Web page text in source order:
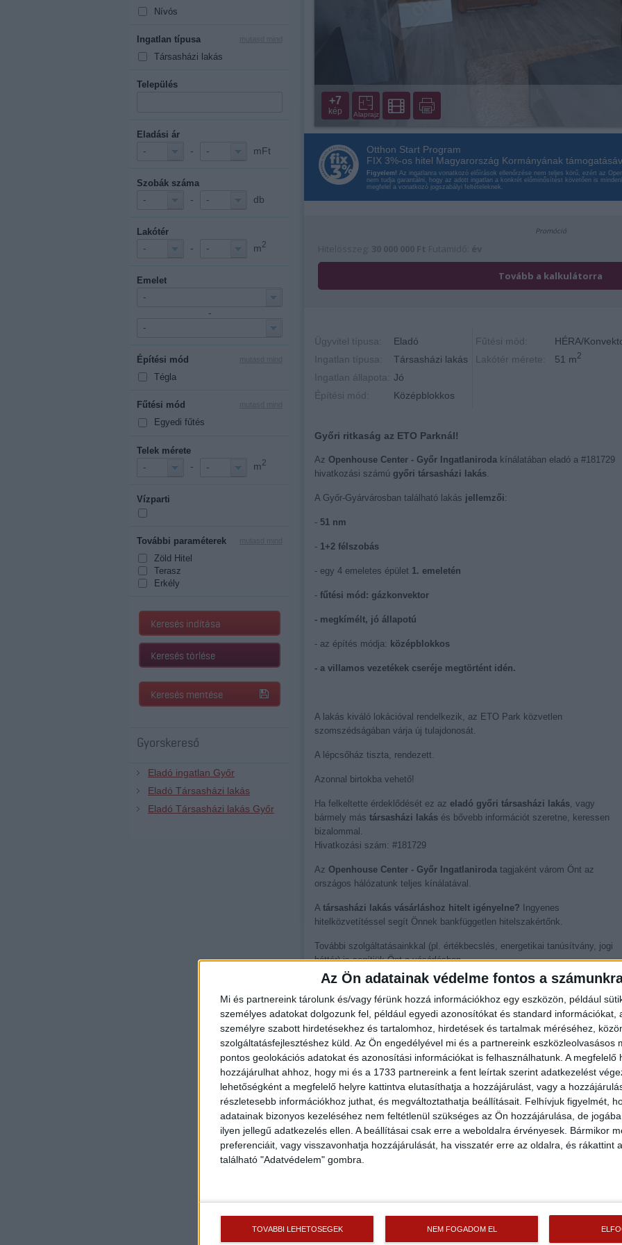
Az Ön adatainak védelme fontos a
Mi és partnereink tárolunk és/vagy férünk hozzá információkhoz egy eszközön, például
személyes adatokat dolgozunk fel, például egyedi azonosítókat és standard információkat,
személyre szabott hirdetésekhez és tartalomhoz, hirdetések és tartalmak méréséhez,
szolgáltatásfejlesztéshez küld. Az Ön engedélyével mi és a partnereink eszközleolvasásos
pontos geolokációs adatokat és azonosítási információkat is felhasználhatunk. A megfelelő
hozzájárulhat ahhoz, hogy mi és a 1733 partnereink a fent leírtak szerint adatkezelést
lehetőségként a megfelelő helyre kattintva elutasíthatja a hozzájárulást, vagy a
részletesebb információkhoz juthat, és megváltoztathatja beállításait. Felhívjuk figyelmét,
adatainak bizonyos kezeléséhez nem feltétlenül szükséges az Ön hozzájárulása, de
ilyen jellegű adatkezelés ellen. A beállításai csak erre a weboldalra érvényesek. Bármikor
preferenciáit, vagy visszavonhatja hozzájárulását, ha visszatér erre az oldalra, és rákattint
található "Adatvédelem" gombra.
TOVÁBBI LEHETŐSÉGEK NEM FOGADOM EL
Nívós
Ingatlan típusa
Társasházi lakás
Település
Eladási ár
- - - mFt
Szobák száma
- - - db
Lakótér
- - - m2
Emelet
-
-
-
Építési mód
Tégla
Fűtési mód
Egyedi fűtés
Telek mérete
- - - m2
Vízparti
További paraméterek
Zöld Hitel
Terasz
Erkély
Keresés indítása
Keresés törlése
Keresés mentése
Gyorskereső
Eladó ingatlan Győr
Eladó Társasházi lakás
Eladó Társasházi lakás Győr
+7
kép Alaprajz
Otthon Start Program
FIX 3%-os hitel Magyarország Kormányának
Figyelem! Az ingatlanra vonatkozó előírások ellenőrzése nem teljes körű, ezért az
nem tudja garantálni, hogy az adott ingatlan a konkrét előminősítést követően is
megfelel a vonatkozó jogszabályi feltételeknek.
Ügyvitel típusa:
Eladó
Ingatlan típusa:
Társasházi lakás
Ingatlan állapota:
Jó
Építési mód:
Középblokkos
Fűtési mód:
HÉRA/
Lakótér mérete:
51 m2
Győri ritkaság az ETO Parknál!
Az Openhouse Center - Győr Ingatlaniroda kínálatában eladó a #181729
hivatkozási számú győri társasházi lakás
A Győr-Gyárvárosban található lakás jellemzői:
- 51 nm
- 1+2 félszobás
- egy 4 emeletes épület 1. emeletén
- fűtési mód: gázkonvektor
- megkímélt, jó állapotú
- az építés módja: középblokkos
- a villamos vezetékek cseréje megtörtént idén.
A lakás kiváló lokációval rendelkezik, az ETO Park közvetlen
szomszédságában várja új tulajdonosát.
A lépcsőház tiszta, rendezett.
Azonnal birtokba vehető!
Ha felkeltette érdeklődését ez az eladó győri társasházi lakás , vagy
bármely más társasházi lakás és bővebb információt szeretne, keressen
bizalommal.
Hivatkozási szám: #181729
Az Openhouse Center - Győr Ingatlaniroda tagjaként várom Önt az
országos hálózatunk teljes kínálatával.
A társasházi lakás vásárláshoz hitelt igényelne? Ingyenes
hitelközvetítéssel segít Önnek bankfüggetlen hitelszakértőnk.
További szolgáltatásainkkal (pl. értékbecslés, energetikai tanúsítvány, jogi
háttér) is segítjük Önt a vásárlásban.
Az otthon érték. Az ingatlan üzlet.
Helyiségek
Helyiség Alapterület Padlóburkolat
Szoba 7.00 m Laminált padló
Szoba 8.00 m2 Laminált padló
Nappali 23.00 m 2 Laminált padló
Konyha 2
Kamra 1.00 m Járólap